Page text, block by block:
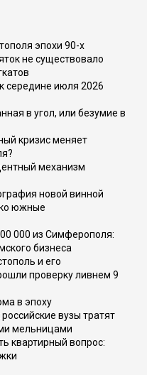
эпохи 90-х
не существовало
середине июля 2026
в угол, или безумие в
кризис меняет
механизм
новой винной
южные
000 из Симферополя:
бизнеса
и его
проверку ливнем 9
в эпоху
вузы тратят
мельницами
квартирный вопрос: